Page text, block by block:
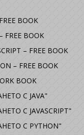
BOOK
FREE BOOK
– FREE BOOK
– FREE BOOK
BOOK
С JAVA"
С JAVASCRIPT"
С PYTHON"